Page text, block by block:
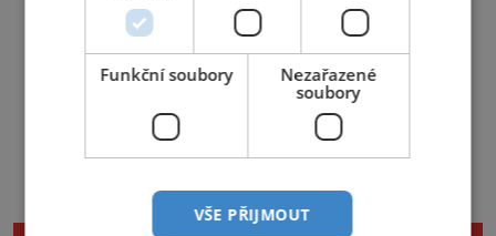
Funkční soubory
Nezařazené
soubory
VŠE PŘIJMOUT